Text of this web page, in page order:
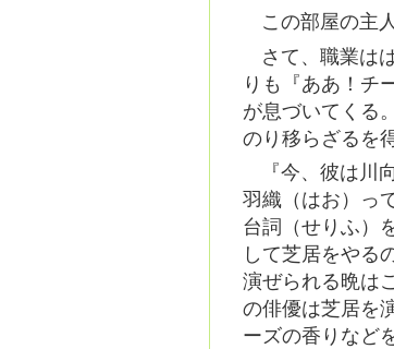
この部屋の主
さて、職業は
りも『ああ！チ
が息づいてくる
のり移らざるを
『今、彼は
羽織（はお）っ
台詞（せりふ）
して芝居をやる
演ぜられる晩は
の俳優は芝居を
ーズの香りなど